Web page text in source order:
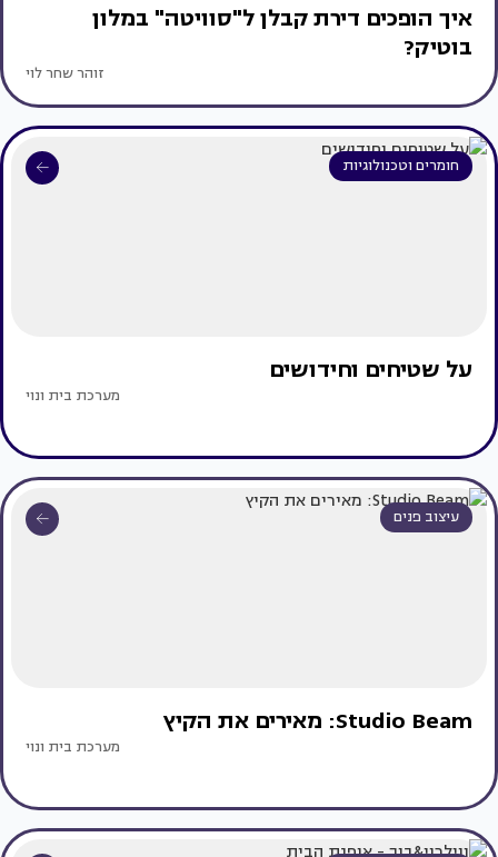
איך הופכים דירת קבלן ל"סוויטה" במלון
בוטיק?
זוהר שחר לוי
חומרים וטכנולוגיות
על שטיחים וחידושים
מערכת בית ונוי
עיצוב פנים
Studio Beam: מאירים את הקיץ
מערכת בית ונוי